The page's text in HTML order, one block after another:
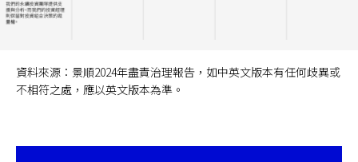
資料來源：景順2024年盡責治理報告，如中英文版本有任何歧異或
不相符之處，應以英文版本為準。